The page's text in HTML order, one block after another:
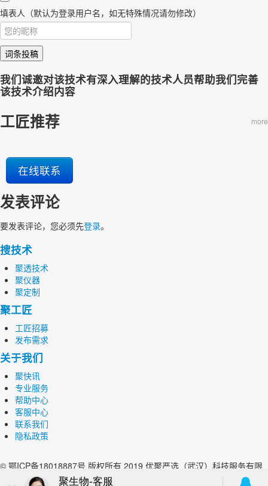
填表人（默认为登录用户名，如无特殊情况请勿修改）
词条投稿
我们诚邀对该技术有深入理解的技术人员帮助我们完善
该技术介绍内容
工匠推荐 more
在线联系
发表评论
要发表评论，您必须先登录。
搜技术
聚透技术
聚仪器
聚定制
聚工匠
工匠招募
发布需求
关于我们
聚快讯
专业服务
帮助中心
客服中心
联系我们
隐私政策
© 鄂ICP备18018887号 版权所有 2019 优聚严选（武汉）科技服务有限